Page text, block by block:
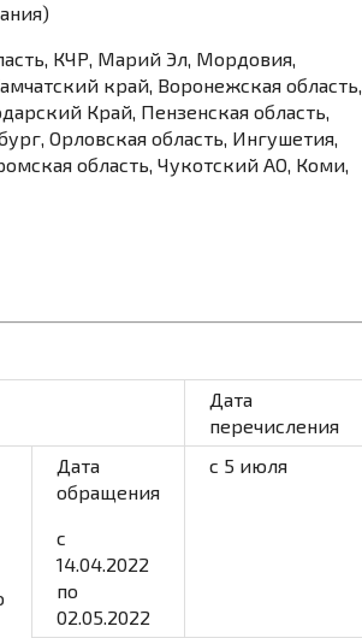
КЧР, Марий Эл, Мордовия,
край, Воронежская область,
Край, Пензенская область,
Орловская область, Ингушетия,
область, Чукотский АО, Коми,
Дата
перечисления
Дата
обращения
с
14.04.2022
по
02.05.2022
с 5 июля